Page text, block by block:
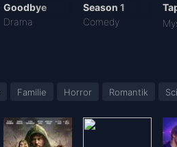
Goodbye
Drama
Season 1
Comedy
1
Familie Horror Romantik